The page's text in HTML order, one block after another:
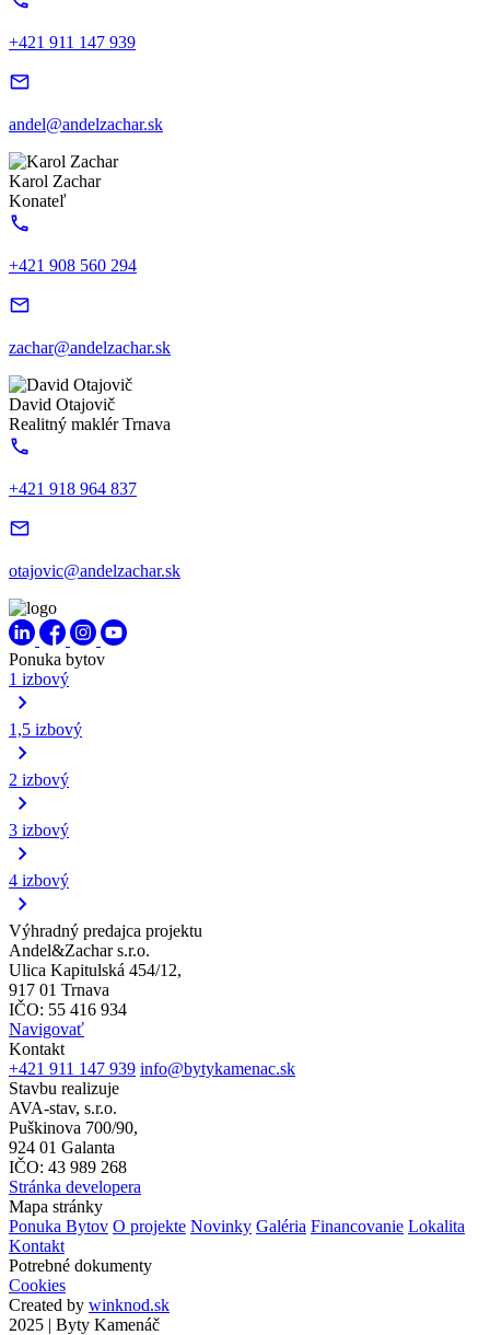
+421 911 147 939
andel@andelzachar.sk
Karol Zachar
Konateľ
+421 908 560 294
zachar@andelzachar.sk
David Otajovič
Realitný maklér Trnava
+421 918 964 837
otajovic@andelzachar.sk
Ponuka bytov
1 izbový
1,5 izbový
2 izbový
3 izbový
4 izbový
Výhradný predajca projektu
Andel&Zachar s.r.o.
Ulica Kapitulská 454/12,
917 01 Trnava
IČO: 55 416 934
Navigovať
Kontakt
+421 911 147 939 info@bytykamenac.sk
Stavbu realizuje
AVA-stav, s.r.o.
Puškinova 700/90,
924 01 Galanta
IČO: 43 989 268
Stránka developera
Mapa stránky
Ponuka Bytov O projekte Novinky Galéria Financovanie Lokalita
Kontakt
Potrebné dokumenty
Cookies
Created by winknod.sk
2025 | Byty Kamenáč